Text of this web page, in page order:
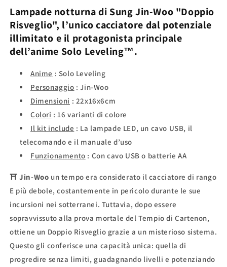
Velo&quot;
-
Solo
Leveling™
Velo&quot;
-
Solo
Leveling™
Lampade notturna di Sung Jin-Woo "Doppio
Risveglio", l’unico cacciatore dal potenziale
illimitato e il protagonista principale
dell’anime Solo Leveling™.
Anime : Solo Leveling
Personaggio : Jin-Woo
Dimensioni : 22x16x6cm
Colori : 16 varianti di colore
Il kit include : La lampade LED, un cavo USB, il
telecomando e il manuale d’uso
Funzionamento : Con cavo USB o batterie AA
⛩Jin-Woo un tempo era considerato il cacciatore di rango
E più debole, costantemente in pericolo durante le sue
incursioni nei sotterranei. Tuttavia, dopo essere
sopravvissuto alla prova mortale del Tempio di Cartenon,
ottiene un Doppio Risveglio grazie a un misterioso sistema.
Questo gli conferisce una capacità unica: quella di
progredire senza limiti, guadagnando livelli e potenziando